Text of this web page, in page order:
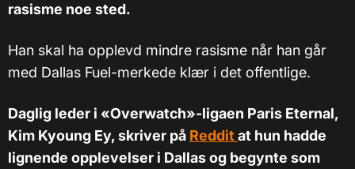
rasisme noe sted.
Han skal ha opplevd mindre rasisme når han går
med Dallas Fuel-merkede klær i det offentlige.
Daglig leder i «Overwatch»-ligaen Paris Eternal,
Kim Kyoung Ey, skriver på Reddit at hun hadde
lignende opplevelser i Dallas og begynte som